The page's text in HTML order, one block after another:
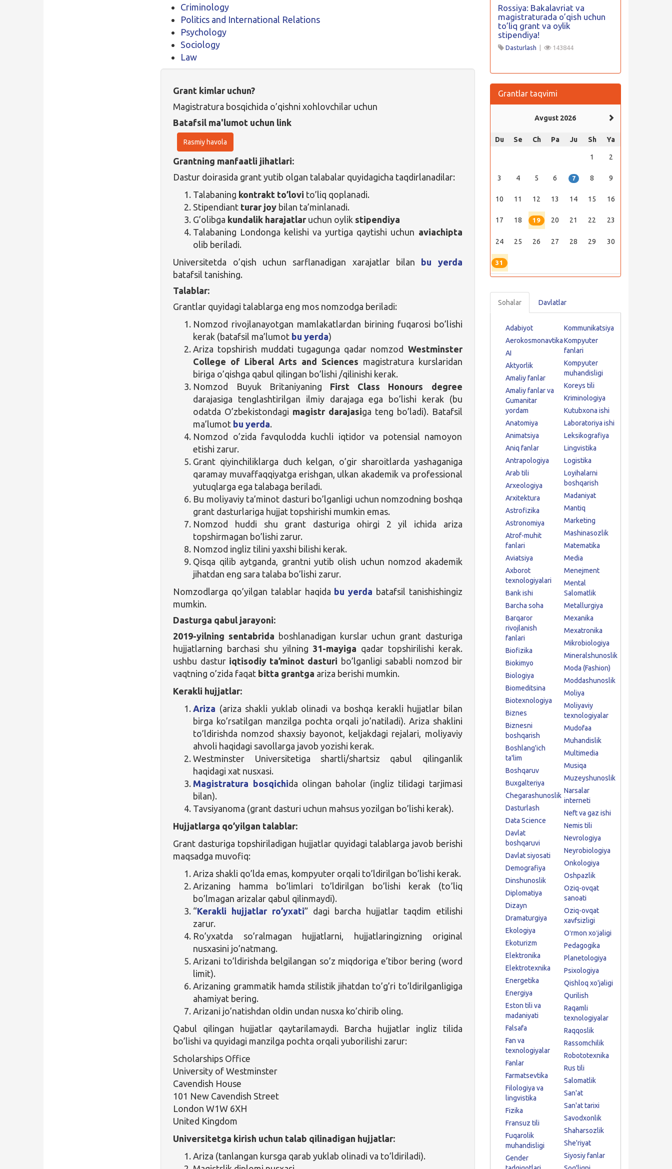
Criminology
Politics and International Relations
Psychology
Sociology
Law
Grant kimlar uchun?
Magistratura bosqichida o’qishni xohlovchilar uchun
Batafsil ma'lumot uchun link
Rasmiy havola
Grantning manfaatli jihatlari:
Dastur doirasida grant yutib olgan talabalar quyidagicha taqdirlanadilar:
Talabaning kontrakt to’lovi to’liq qoplanadi.
Stipendiant turar joy bilan ta’minlanadi.
G’olibga kundalik harajatlar uchun oylik stipendiya
Talabaning Londonga kelishi va yurtiga qaytishi uchun aviachipta
olib beriladi.
Universitetda o’qish uchun sarflanadigan xarajatlar bilan bu yerda
batafsil tanishing.
Talablar:
Grantlar quyidagi talablarga eng mos nomzodga beriladi:
Nomzod rivojlanayotgan mamlakatlardan birining fuqarosi bo’lishi
kerak (batafsil ma’lumot bu yerda)
Ariza topshirish muddati tugagunga qadar nomzod Westminster
College of Liberal Arts and Sciences magistratura kurslaridan
biriga o’qishga qabul qilingan bo’lishi /qilinishi kerak.
Nomzod Buyuk Britaniyaning First Class Honours degree
darajasiga tenglashtirilgan ilmiy darajaga ega bo’lishi kerak (bu
odatda O’zbekistondagi magistr darajasiga teng bo’ladi). Batafsil
ma’lumot bu yerda.
Nomzod o’zida favqulodda kuchli iqtidor va potensial namoyon
etishi zarur.
Grant qiyinchiliklarga duch kelgan, o’gir sharoitlarda yashaganiga
qaramay muvaffaqqiyatga erishgan, ulkan akademik va professional
yutuqlarga ega talabaga beriladi.
Bu moliyaviy ta’minot dasturi bo’lganligi uchun nomzodning boshqa
grant dasturlariga hujjat topshirishi mumkin emas.
Nomzod huddi shu grant dasturiga ohirgi 2 yil ichida ariza
topshirmagan bo’lishi zarur.
Nomzod ingliz tilini yaxshi bilishi kerak.
Qisqa qilib aytganda, grantni yutib olish uchun nomzod akademik
jihatdan eng sara talaba bo’lishi zarur.
Nomzodlarga qo’yilgan talablar haqida bu yerda batafsil tanishishingiz
mumkin.
Dasturga qabul jarayoni:
2019-yilning sentabrida boshlanadigan kurslar uchun grant dasturiga
hujjatlarning barchasi shu yilning 31-mayiga qadar topshirilishi kerak.
ushbu dastur iqtisodiy ta’minot dasturi bo’lganligi sababli nomzod bir
vaqtning o’zida faqat bitta grantga ariza berishi mumkin.
Kerakli hujjatlar:
Ariza (ariza shakli yuklab olinadi va boshqa kerakli hujjatlar bilan
birga ko’rsatilgan manzilga pochta orqali jo’natiladi). Ariza shaklini
to’ldirishda nomzod shaxsiy bayonot, keljakdagi rejalari, moliyaviy
ahvoli haqidagi savollarga javob yozishi kerak.
Westminster Universitetiga shartli/shartsiz qabul qilinganlik
haqidagi xat nusxasi.
Magistratura bosqichida olingan baholar (ingliz tilidagi tarjimasi
bilan).
Tavsiyanoma (grant dasturi uchun mahsus yozilgan bo’lishi kerak).
Hujjatlarga qo’yilgan talablar:
Grant dasturiga topshiriladigan hujjatlar quyidagi talablarga javob berishi
maqsadga muvofiq:
Ariza shakli qo’lda emas, kompyuter orqali to’ldirilgan bo’lishi kerak.
Arizaning hamma bo’limlari to’ldirilgan bo’lishi kerak (to’liq
bo’lmagan arizalar qabul qilinmaydi).
“Kerakli hujjatlar ro’yxati” dagi barcha hujjatlar taqdim etilishi
zarur.
Ro’yxatda so’ralmagan hujjatlarni, hujjatlaringizning original
nusxasini jo’natmang.
Arizani to’ldirishda belgilangan so’z miqdoriga e’tibor bering (word
limit).
Arizaning grammatik hamda stilistik jihatdan to’g’ri to’ldirilganligiga
ahamiyat bering.
Arizani jo’natishdan oldin undan nusxa ko’chirib oling.
Qabul qilingan hujjatlar qaytarilamaydi. Barcha hujjatlar ingliz tilida
bo’lishi va quyidagi manzilga pochta orqali yuborilishi zarur:
Scholarships Office
University of Westminster
Cavendish House
101 New Cavendish Street
London W1W 6XH
United Kingdom
Universitetga kirish uchun talab qilinadigan hujjatlar:
Ariza (tanlangan kursga qarab yuklab olinadi va to’ldiriladi).
Rossiya: Bakalavriat va
magistraturada o’qish uchun
to’liq grant va oylik
stipendiya!
Dasturlash 143844
Grantlar taqvimi
Avgust 2026
Du Se Ch Pa Ju Sh Ya
1 2
3 4 5 6 7 8 9
10 11 12 13 14 15 16
17 18 19 20 21 22 23
24 25 26 27 28 29 30
31
Sohalar Davlatlar
Adabiyot
Aerokosmonavtika
AI
Aktyorlik
Amaliy fanlar
Amaliy fanlar va
Gumanitar
yordam
Anatomiya
Animatsiya
Aniq fanlar
Antrapologiya
Arab tili
Arxeologiya
Arxitektura
Astrofizika
Astronomiya
Atrof-muhit
fanlari
Aviatsiya
Axborot
texnologiyalari
Bank ishi
Barcha soha
Barqaror
rivojlanish
fanlari
Biofizika
Biokimyo
Biologiya
Biomeditsina
Biotexnologiya
Biznes
Biznesni
boshqarish
Boshlang'ich
ta'lim
Boshqaruv
Buxgalteriya
Chegarashunoslik
Dasturlash
Data Science
Davlat
boshqaruvi
Davlat siyosati
Demografiya
Dinshunoslik
Diplomatiya
Dizayn
Dramaturgiya
Ekologiya
Ekoturizm
Elektronika
Elektrotexnika
Energetika
Energiya
Eston tili va
madaniyati
Falsafa
Fan va
texnologiyalar
Fanlar
Farmatsevtika
Filologiya va
lingvistika
Fizika
Fransuz tili
Fuqarolik
muhandisligi
Gender
Kommunikatsiya
Kompyuter
fanlari
Kompyuter
muhandisligi
Koreys tili
Kriminologiya
Kutubxona ishi
Laboratoriya ishi
Leksikografiya
Lingvistika
Logistika
Loyihalarni
boshqarish
Madaniyat
Mantiq
Marketing
Mashinasozlik
Matematika
Media
Menejment
Mental
Salomatlik
Metallurgiya
Mexanika
Mexatronika
Mikrobiologiya
Mineralshunoslik
Moda (Fashion)
Moddashunoslik
Moliya
Moliyaviy
texnologiyalar
Mudofaa
Muhandislik
Multimedia
Musiqa
Muzeyshunoslik
Narsalar
interneti
Neft va gaz ishi
Nemis tili
Nevrologiya
Neyrobiologiya
Onkologiya
Oshpazlik
Oziq-ovqat
sanoati
Oziq-ovqat
xavfsizligi
Oʻrmon xoʻjaligi
Pedagogika
Planetologiya
Psixologiya
Qishloq xo'jaligi
Qurilish
Raqamli
texnologiyalar
Raqqoslik
Rassomchilik
Robototexnika
Rus tili
Salomatlik
San'at
San'at tarixi
Savodxonlik
Shaharsozlik
She'riyat
Siyosiy fanlar